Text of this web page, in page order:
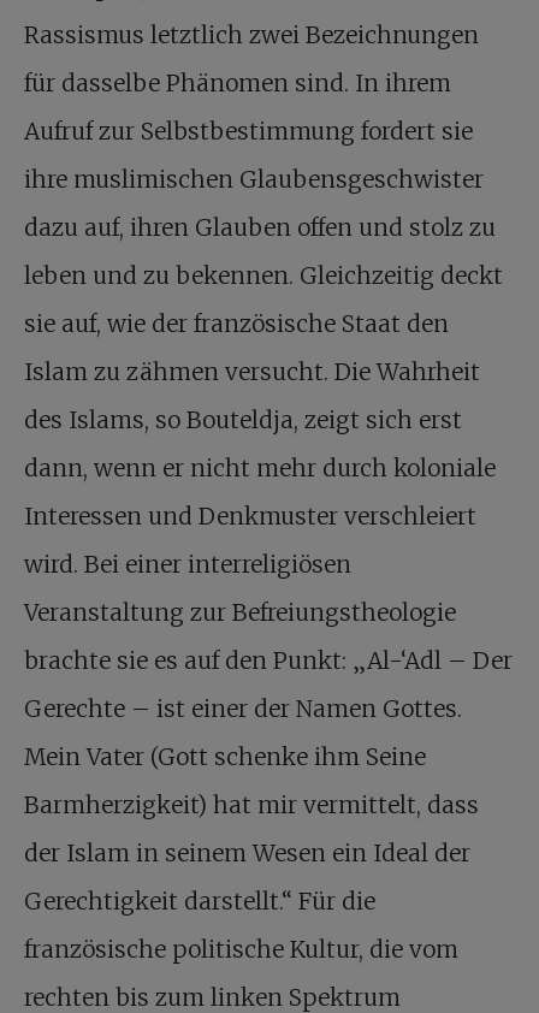
Rassismus letztlich zwei Bezeichnungen
für dasselbe Phänomen sind. In ihrem
Aufruf zur Selbstbestimmung fordert sie
ihre muslimischen Glaubensgeschwister
dazu auf, ihren Glauben offen und stolz zu
leben und zu bekennen. Gleichzeitig deckt
sie auf, wie der französische Staat den
Islam zu zähmen versucht. Die Wahrheit
des Islams, so Bouteldja, zeigt sich erst
dann, wenn er nicht mehr durch koloniale
Interessen und Denkmuster verschleiert
wird. Bei einer interreligiösen
Veranstaltung zur Befreiungstheologie
brachte sie es auf den Punkt: „Al-‘Adl – Der
Gerechte – ist einer der Namen Gottes.
Mein Vater (Gott schenke ihm Seine
Barmherzigkeit) hat mir vermittelt, dass
der Islam in seinem Wesen ein Ideal der
Gerechtigkeit darstellt.“ Für die
französische politische Kultur, die vom
rechten bis zum linken Spektrum